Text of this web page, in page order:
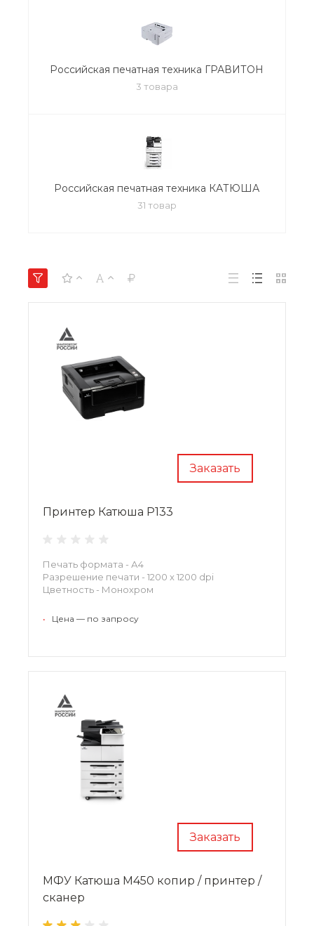
Российская печатная техника ГРАВИТОН
3 товара
Российская печатная техника КАТЮША
31 товар
Заказать
Принтер Катюша Р133
Печать формата - А4
Разрешение печати - 1200 x 1200 dpi
Цветность - Монохром
• Цена — по запросу
Заказать
МФУ Катюша M450 копир / принтер /
сканер